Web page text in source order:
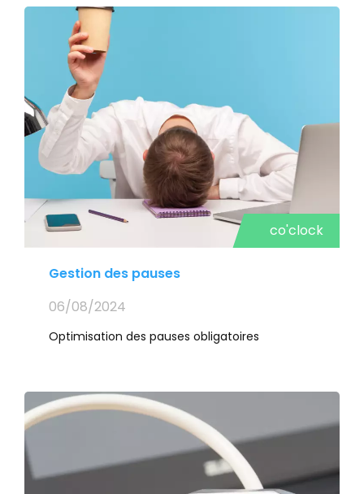
co'clock
Gestion des pauses
06/08/2024
Optimisation des pauses obligatoires